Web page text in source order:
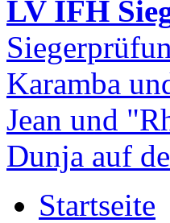
LV IFH
Karamba
Jean und
Dunja auf
Startseite